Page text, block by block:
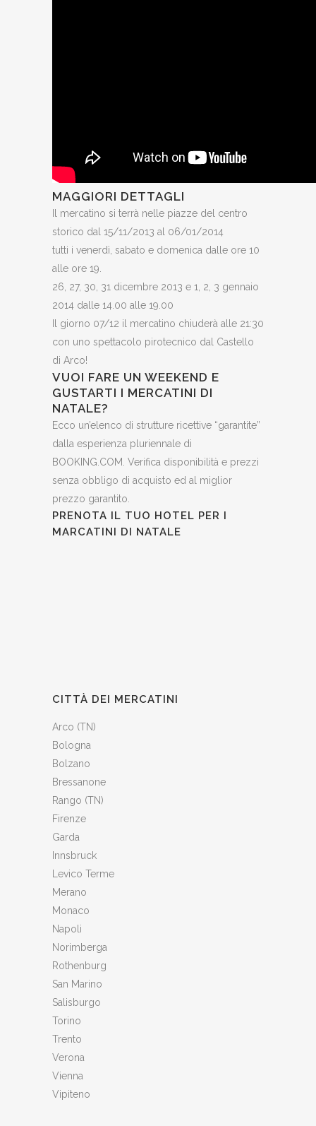
MAGGIORI DETTAGLI
Il mercatino si terrà nelle piazze del centro
storico dal 15/11/2013 al 06/01/2014
tutti i venerdì, sabato e domenica dalle ore 10
alle ore 19.
26, 27, 30, 31 dicembre 2013 e 1, 2, 3 gennaio
2014 dalle 14.00 alle 19.00
Il giorno 07/12 il mercatino chiuderà alle 21:30
con uno spettacolo pirotecnico dal Castello
di Arco!
VUOI FARE UN WEEKEND E
GUSTARTI I MERCATINI DI
NATALE?
Ecco un’elenco di strutture ricettive “garantite”
dalla esperienza pluriennale di
BOOKING.COM. Verifica disponibilità e prezzi
senza obbligo di acquisto ed al miglior
prezzo garantito.
PRENOTA IL TUO HOTEL PER I
MARCATINI DI NATALE
CITTÀ DEI MERCATINI
Arco (TN)
Bologna
Bolzano
Bressanone
Rango (TN)
Firenze
Garda
Innsbruck
Levico Terme
Merano
Monaco
Napoli
Norimberga
Rothenburg
San Marino
Salisburgo
Torino
Trento
Verona
Vienna
Vipiteno